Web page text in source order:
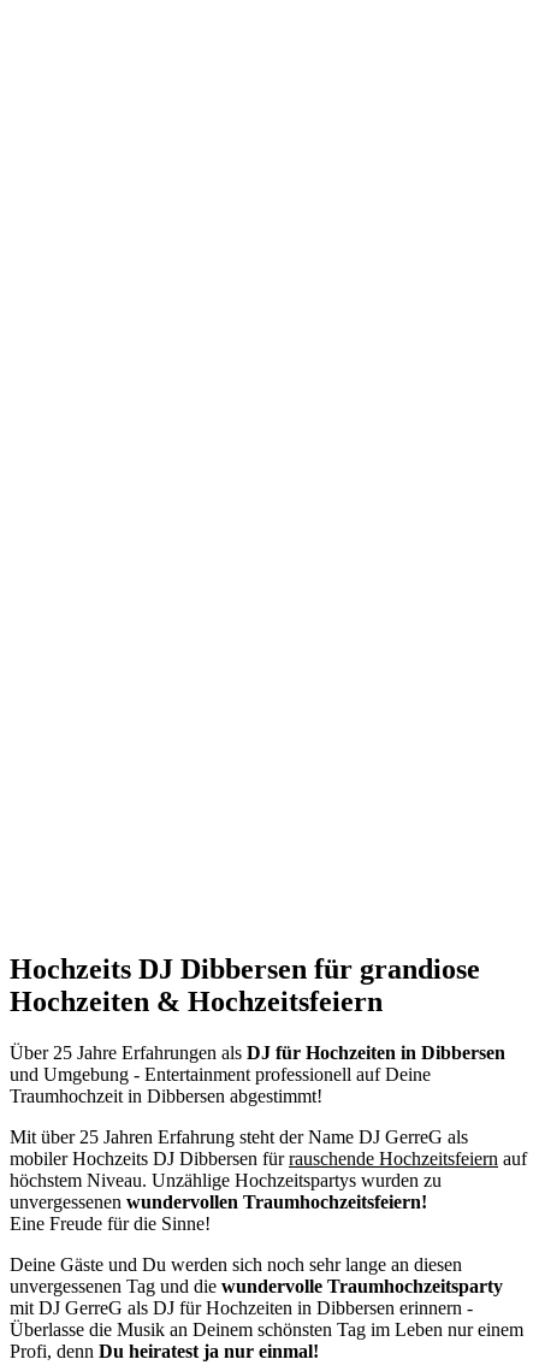
Hochzeits DJ Dibbersen für grandiose
Hochzeiten & Hochzeitsfeiern
Über 25 Jahre Erfahrungen als DJ für Hochzeiten in Dibbersen
und Umgebung - Entertainment professionell auf Deine
Traumhochzeit in Dibbersen abgestimmt!
Mit über 25 Jahren Erfahrung steht der Name DJ GerreG als
mobiler Hochzeits DJ Dibbersen fürrauschende Hochzeitsfeiern auf
höchstem Niveau. Unzählige Hochzeitspartys wurden zu
unvergessenen wundervollen Traumhochzeitsfeiern!
Eine Freude für die Sinne!
Deine Gäste und Du werden sich noch sehr lange an diesen
unvergessenen Tag und die wundervolle Traumhochzeitsparty
mit DJ GerreG als DJ für Hochzeiten in Dibbersen erinnern -
Überlasse die Musik an Deinem schönsten Tag im Leben nur einem
Profi, denn Du heiratest ja nur einmal!